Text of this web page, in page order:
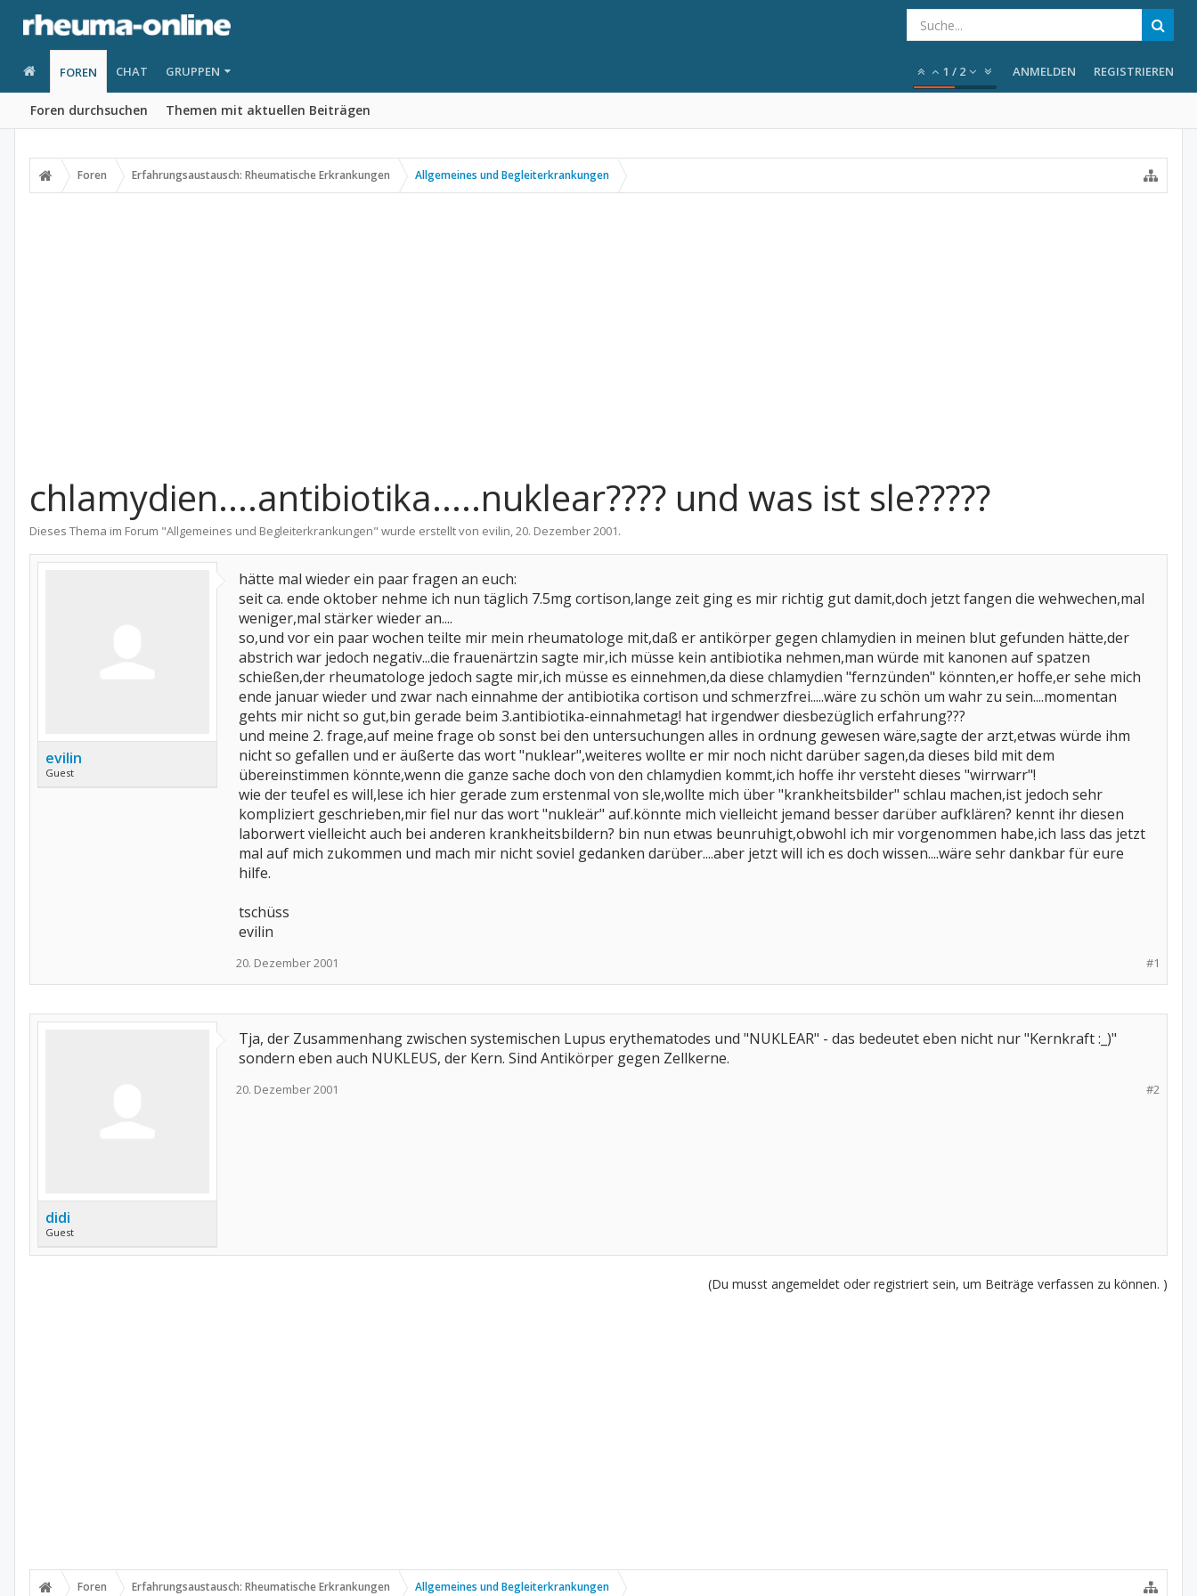
FOREN
Foren durchsuchen Themen mit aktuellen Beiträgen
CHAT GRUPPEN 1 / 2 ANMELDEN REGISTRIEREN
Foren Erfahrungsaustausch: Rheumatische Erkrankungen Allgemeines und Begleiterkrankungen
chlamydien....antibiotika.....nuklear???? und was ist sle?????
Dieses Thema im Forum "Allgemeines und Begleiterkrankungen" wurde erstellt von evilin,20. Dezember 2001.
evilin
Guest
hätte mal wieder ein paar fragen an euch:
seit ca. ende oktober nehme ich nun täglich 7.5mg cortison,lange zeit ging es mir richtig gut damit,doch jetzt fangen die wehwechen,mal
weniger,mal stärker wieder an....
so,und vor ein paar wochen teilte mir mein rheumatologe mit,daß er antikörper gegen chlamydien in meinen blut gefunden hätte,der
abstrich war jedoch negativ...die frauenärtzin sagte mir,ich müsse kein antibiotika nehmen,man würde mit kanonen auf spatzen
schießen,der rheumatologe jedoch sagte mir,ich müsse es einnehmen,da diese chlamydien "fernzünden" könnten,er hoffe,er sehe mich
ende januar wieder und zwar nach einnahme der antibiotika cortison und schmerzfrei.....wäre zu schön um wahr zu sein....momentan
gehts mir nicht so gut,bin gerade beim 3.antibiotika-einnahmetag! hat irgendwer diesbezüglich erfahrung???
und meine 2. frage,auf meine frage ob sonst bei den untersuchungen alles in ordnung gewesen wäre,sagte der arzt,etwas würde ihm
nicht so gefallen und er äußerte das wort "nuklear",weiteres wollte er mir noch nicht darüber sagen,da dieses bild mit dem
übereinstimmen könnte,wenn die ganze sache doch von den chlamydien kommt,ich hoffe ihr versteht dieses "wirrwarr"!
wie der teufel es will,lese ich hier gerade zum erstenmal von sle,wollte mich über "krankheitsbilder" schlau machen,ist jedoch sehr
kompliziert geschrieben,mir fiel nur das wort "nukleär" auf.könnte mich vielleicht jemand besser darüber aufklären? kennt ihr diesen
laborwert vielleicht auch bei anderen krankheitsbildern? bin nun etwas beunruhigt,obwohl ich mir vorgenommen habe,ich lass das jetzt
mal auf mich zukommen und mach mir nicht soviel gedanken darüber....aber jetzt will ich es doch wissen....wäre sehr dankbar für eure
hilfe.
tschüss
evilin
#1
20. Dezember 2001
didi
Guest
Tja, der Zusammenhang zwischen systemischen Lupus erythematodes und "NUKLEAR" - das bedeutet eben nicht nur "Kernkraft :_)"
sondern eben auch NUKLEUS, der Kern. Sind Antikörper gegen Zellkerne.
#2
20. Dezember 2001
(Du musst angemeldet oder registriert sein, um Beiträge verfassen zu können. )
Foren Erfahrungsaustausch: Rheumatische Erkrankungen Allgemeines und Begleiterkrankungen